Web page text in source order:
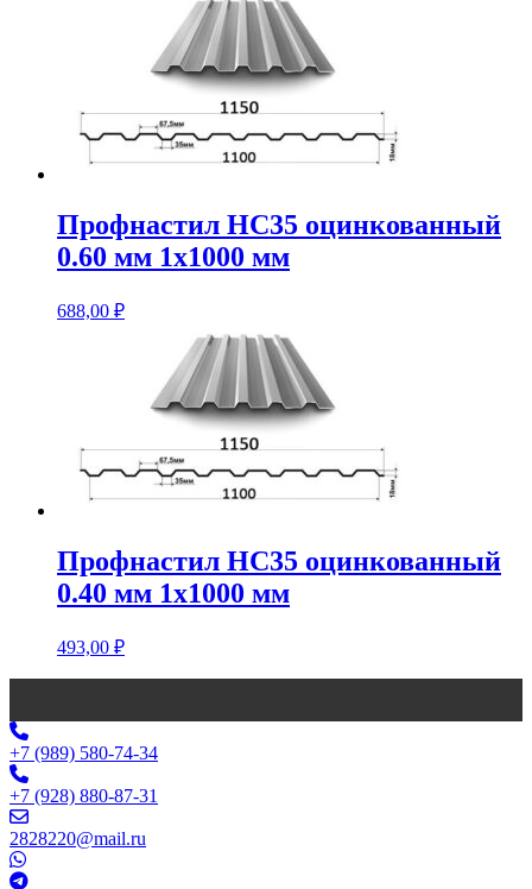
Профнастил НС35 оцинкованный
0.60 мм 1х1000 мм
688,00 ₽
Профнастил НС35 оцинкованный
0.40 мм 1х1000 мм
493,00 ₽
+7 (989) 580-74-34
+7 (928) 880-87-31
2828220@mail.ru